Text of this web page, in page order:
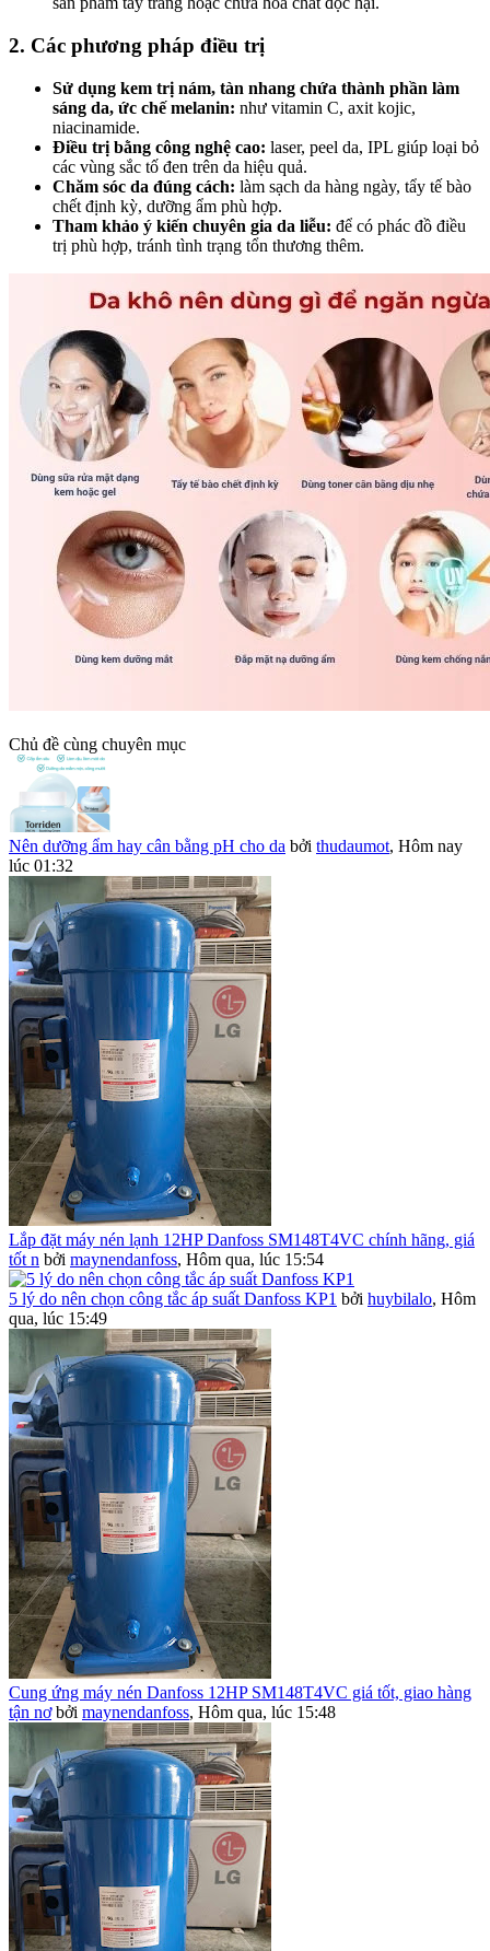
2. Các phương pháp điều trị
Sử dụng kem trị nám, tàn nhang chứa thành phần làm
sáng da, ức chế melanin: như vitamin C, axit kojic,
niacinamide.
Điều trị bằng công nghệ cao: laser, peel da, IPL giúp loại bỏ
các vùng sắc tố đen trên da hiệu quả.
Chăm sóc da đúng cách: làm sạch da hàng ngày, tẩy tế bào
chết định kỳ, dưỡng ẩm phù hợp.
Tham khảo ý kiến chuyên gia da liễu: để có phác đồ điều
trị phù hợp, tránh tình trạng tổn thương thêm.
Chủ đề cùng chuyên mục
Nên dưỡng ẩm hay cân bằng pH cho da bởi thudaumot, Hôm nay
lúc 01:32
Lắp đặt máy nén lạnh 12HP Danfoss SM148T4VC chính hãng, giá
tốt n bởi maynendanfoss, Hôm qua, lúc 15:54
5 lý do nên chọn công tắc áp suất Danfoss KP1 bởi huybilalo, Hôm
qua, lúc 15:49
Cung ứng máy nén Danfoss 12HP SM148T4VC giá tốt, giao hàng
tận nơ bởi maynendanfoss, Hôm qua, lúc 15:48